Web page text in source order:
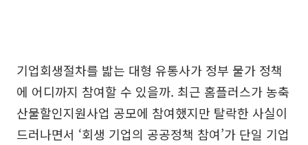
기업회생절차를 밟는 대형 유통사가 정부 물가 정책
에 어디까지 참여할 수 있을까. 최근 홈플러스가 농축
산물할인지원사업 공모에 참여했지만 탈락한 사실이
드러나면서 ‘회생 기업의 공공정책 참여’가 단일 기업